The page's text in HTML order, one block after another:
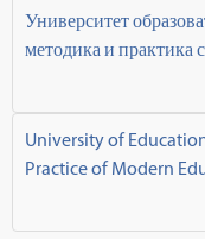
Университет
методика и практика
University of
Practice of Modern